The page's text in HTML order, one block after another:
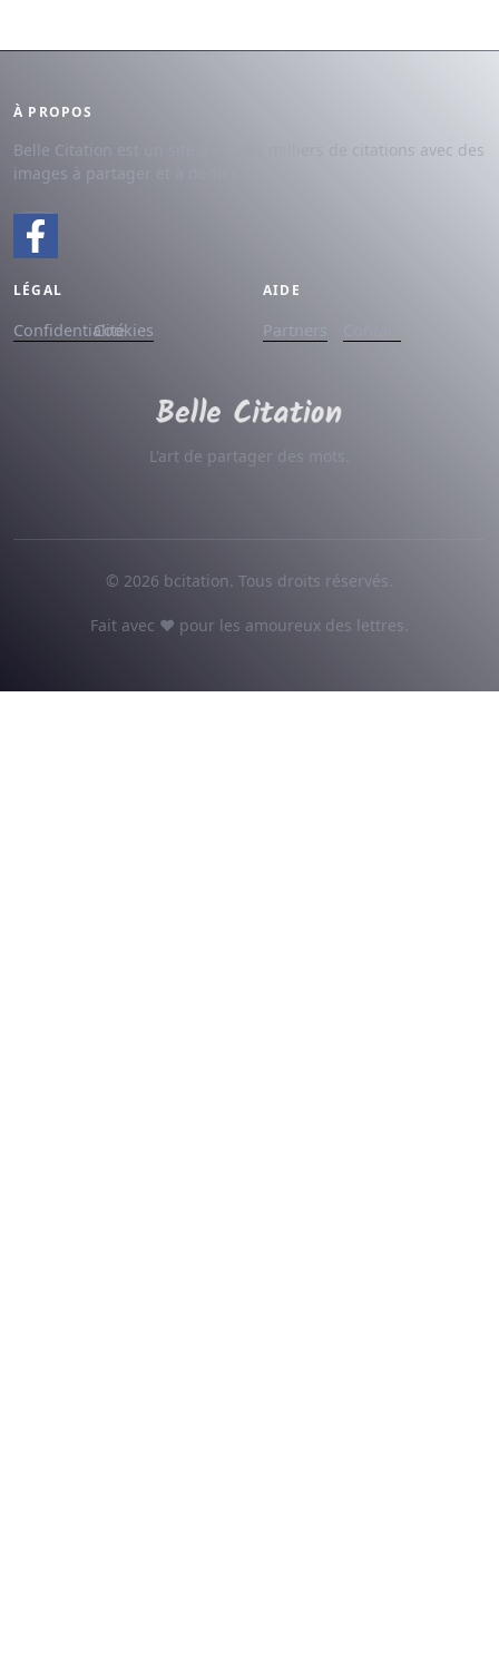
À PROPOS
Belle Citation est un site avec des milliers de citations avec des
images à partager et à dédier.
LÉGAL
ConfidentialitéCookies
AIDE
Partners
L'art de partager des mots.
© 2026 bcitation. Tous droits réservés.
Fait avec ♥ pour les amoureux des lettres.